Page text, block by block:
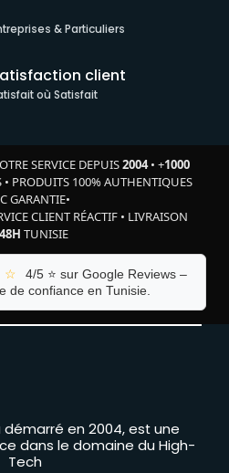
& Particuliers
client
où Satisfait
SERVICE DEPUIS2004• +1000
• PRODUITS 100% AUTHENTIQUES
GARANTIE•
CLIENT RÉACTIF • LIVRAISON
TUNISIE
☆
4/5 ⭐ sur Google Reviews –
de confiance en Tunisie.
en 2004, est une
dans le domaine du High-
Tech